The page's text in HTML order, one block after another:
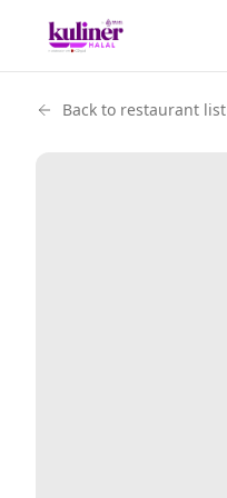
Back to restaurant list